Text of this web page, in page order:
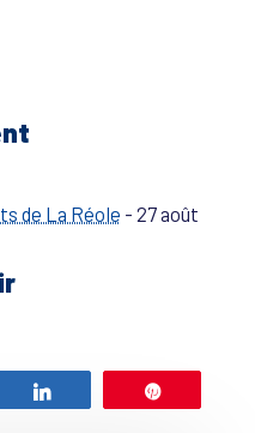
de La Réole - 27 août